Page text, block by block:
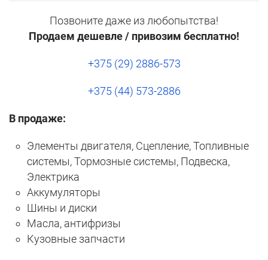
Позвоните даже из любопытства!
Продаем дешевле / привозим бесплатно!
+375 (29) 2886-573
+375 (44) 573-2886
В продаже:
Элементы двигателя, Сцепление, Топливные
системы, Тормозные системы, Подвеска,
Электрика
Аккумуляторы
Шины и диски
Масла, антифризы
Кузовные запчасти